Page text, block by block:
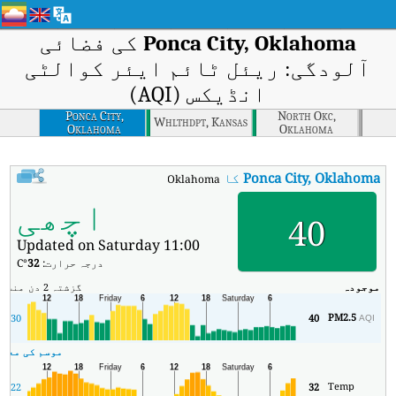
Ponca City, Oklahomaکی فضائی
آلودگی: ریئل ٹائم ایئر کوالٹی
انڈیکس (AQI)
Ponca City,
Oklahoma
Whlthdpt, Kansas
North Okc,
Oklahoma
Ponca City, Oklahomaکا AQI Ponca City, Oklahoma کا ریئل ٹائم ایئر کوالٹی انڈیکس (AQI)۔
40 اچھی
Updated on Saturday 11:00
درجہ حرارت:32
°C
موجودہ گزشتہ 2 دن منٹ
PM2.5AQI
40
30
موسم کی
Temp
32
22